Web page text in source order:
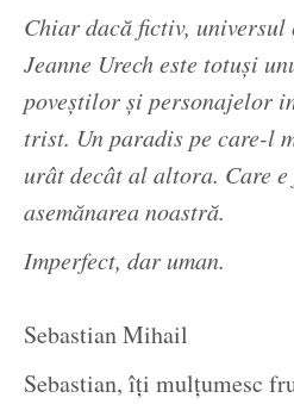
Chiar dacă fictiv,
Jeanne Urech este totuşi
poveştilor şi personajelor
trist. Un paradis pe care-l
urât decât al altora. Care
asemănarea noastră.
Imperfect, dar uman.
Sebastian Mihail
Sebastian, îți mulțumesc